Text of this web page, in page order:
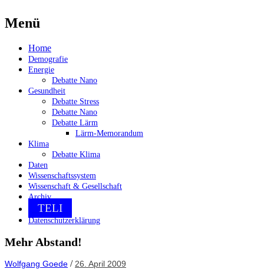
Menü
Zum
Inhalt
springen
Home
Demografie
Energie
Debatte Nano
Gesundheit
Debatte Stress
Debatte Nano
Debatte Lärm
Lärm-Memorandum
Klima
Debatte Klima
Daten
Wissenschaftssystem
Wissenschaft & Gesellschaft
Archiv
TELI
Datenschutzerklärung
Mehr Abstand!
Wolfgang Goede /26. April 2009